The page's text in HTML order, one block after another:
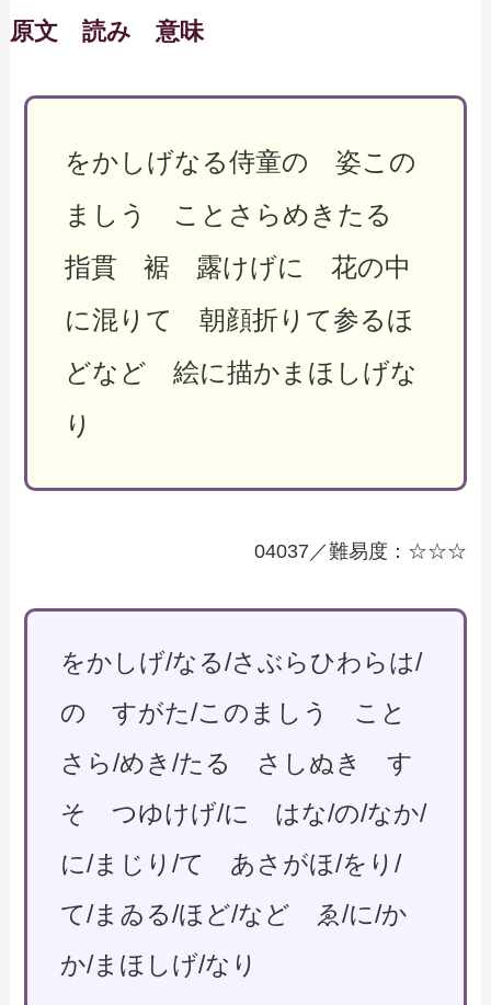
原文 読み 意味
をかしげなる侍童の 姿この
ましう ことさらめきたる
指貫 裾 露けげに 花の中
に混りて 朝顔折りて参るほ
どなど 絵に描かまほしげな
り
04037／難易度：☆☆☆
をかしげ/なる/さぶらひわらは/
の すがた/このましう こと
さら/めき/たる さしぬき す
そ つゆけげ/に はな/の/なか/
に/まじり/て あさがほ/をり/
て/まゐる/ほど/など ゑ/に/か
か/まほしげ/なり